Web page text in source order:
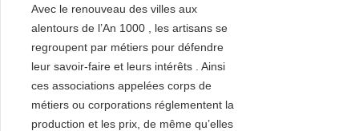
Avec le renouveau des villes aux
alentours de l’An 1000 , les artisans se
regroupent par métiers pour défendre
leur savoir-faire et leurs intérêts . Ainsi
ces associations appelées corps de
métiers ou corporations réglementent la
production et les prix, de même qu’elles